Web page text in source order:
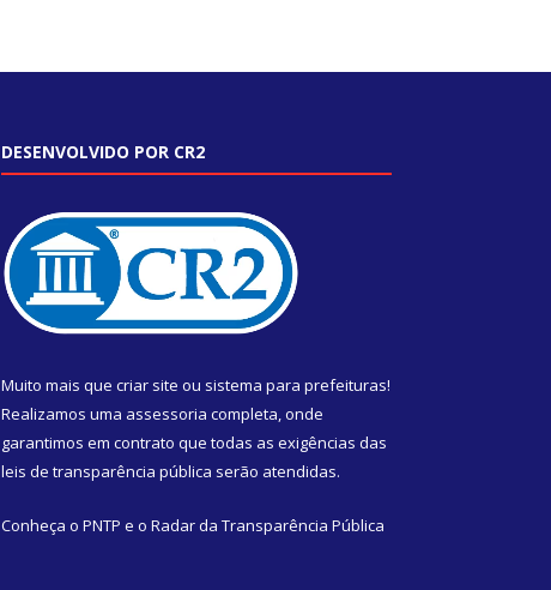
DESENVOLVIDO POR CR2
Muito mais que criar site ou sistema para prefeituras!
Realizamos uma assessoria completa, onde
garantimos em contrato que todas as exigências das
leis de transparência pública serão atendidas.
Conheça o PNTP e o Radar da Transparência Pública